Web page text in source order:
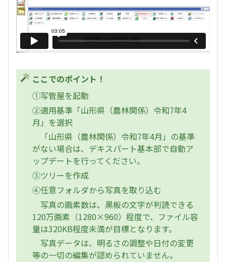
ここでのポイント！
①写管屋を起動
②適用基準「山形県（農林関係）令和7年4
月」を選択
「山形県（農林関係）令和7年4月」の基準
がない場合は、デキスパート基本部で自動ア
ップデートを行ってください。
③ツリーを作成
④任意フォルダから写真を取り込む
写真の画素数は、黒板の文字が判読できる
120万画素（1280×960）程度で、ファイル容
量は320KB程度未満が目標となります。
写真データは、明るさの調整や日付の変更
等の一切の編集が認められていません。